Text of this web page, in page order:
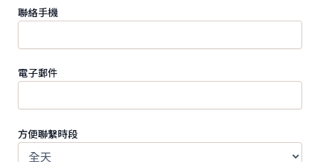
聯絡手機
電子郵件
方便聯繫時段